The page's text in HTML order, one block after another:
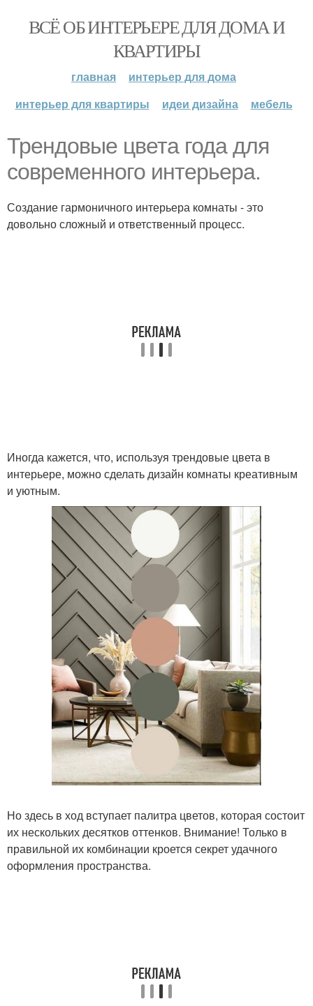
ВСЁ ОБ ИНТЕРЬЕРЕ ДЛЯ ДОМА И
КВАРТИРЫ
главная
интерьер для дома
интерьер для квартиры
идеи дизайна мебель
Трендовые цвета года для
современного интерьера.
Создание гармоничного интерьера комнаты - это
довольно сложный и ответственный процесс.
Иногда кажется, что, используя трендовые цвета в
интерьере, можно сделать дизайн комнаты креативным
и уютным.
Но здесь в ход вступает палитра цветов, которая состоит
их нескольких десятков оттенков. Внимание! Только в
правильной их комбинации кроется секрет удачного
оформления пространства.